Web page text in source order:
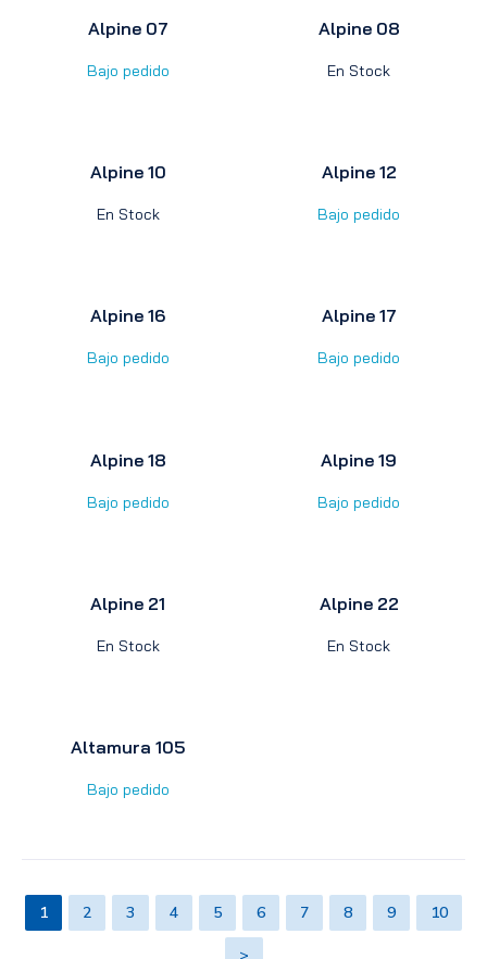
Alpine 07
Bajo pedido
Alpine 08
En Stock
Alpine 10
En Stock
Alpine 12
Bajo pedido
Alpine 16
Bajo pedido
Alpine 17
Bajo pedido
Alpine 18
Bajo pedido
Alpine 19
Bajo pedido
Alpine 21
En Stock
Alpine 22
En Stock
Altamura 105
Bajo pedido
1 2 3 4 5 6 7 8 9 10
>